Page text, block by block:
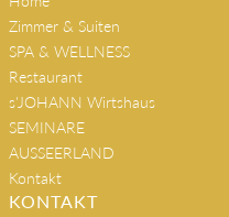
Home
Zimmer & Suiten
SPA & WELLNESS
Restaurant
s'JOHANN Wirtshaus
SEMINARE
AUSSEERLAND
Kontakt